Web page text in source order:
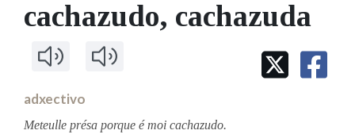
IDENTIDADE CORPORATIVA
MARCIAL DEL ADALID
CASA-MUSEO EMILIA PARDO
FIGURAS HOMENAXEADAS
PORTAL DAS PALABRAS
Facebook
TwitterYoutubeInstagram
Bluesky
BUSCAR NOS LEMAS
Comeza por
cachazudo, cachazuda
adxectivo
Meteulle présa porque é moi cachazudo.